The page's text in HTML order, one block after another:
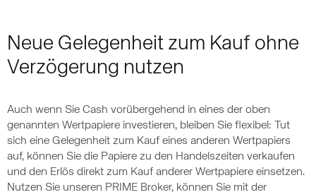
Neue Gelegenheit zum Kauf ohne
Verzögerung nutzen
Auch wenn Sie Cash vorübergehend in eines der oben
genannten Wertpapiere investieren, bleiben Sie flexibel: Tut
sich eine Gelegenheit zum Kauf eines anderen Wertpapiers
auf, können Sie die Papiere zu den Handelszeiten verkaufen
und den Erlös direkt zum Kauf anderer Wertpapiere einsetzen.
Nutzen Sie unseren PRIME Broker, können Sie mit der